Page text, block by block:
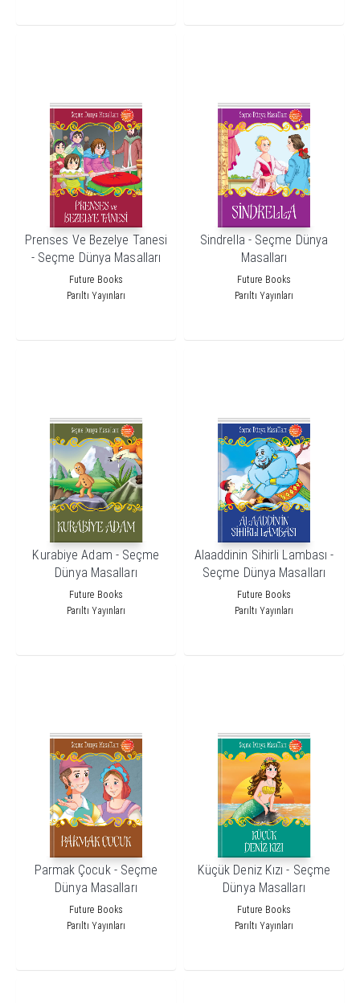
Prenses Ve Bezelye Tanesi
- Seçme Dünya Masalları
Future Books
Parıltı Yayınları
Sindrella - Seçme Dünya
Masalları
Future Books
Parıltı Yayınları
Kurabiye Adam - Seçme
Dünya Masalları
Future Books
Parıltı Yayınları
Alaaddinin Sihirli Lambası -
Seçme Dünya Masalları
Future Books
Parıltı Yayınları
Parmak Çocuk - Seçme
Dünya Masalları
Future Books
Parıltı Yayınları
Küçük Deniz Kızı - Seçme
Dünya Masalları
Future Books
Parıltı Yayınları